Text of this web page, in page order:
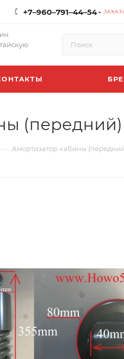
+7‒960‒791‒44‒54
(передний)
Амортизатор кабины